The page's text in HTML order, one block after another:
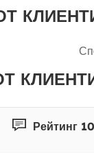
Рейтинг 10